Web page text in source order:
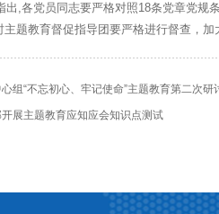
各党员同志要严格对照18条党章党规条
主题教育督促指导团要严格进行督查，加
组“不忘初心、牢记使命”主题教育第二次研
展主题教育应知应会知识点测试